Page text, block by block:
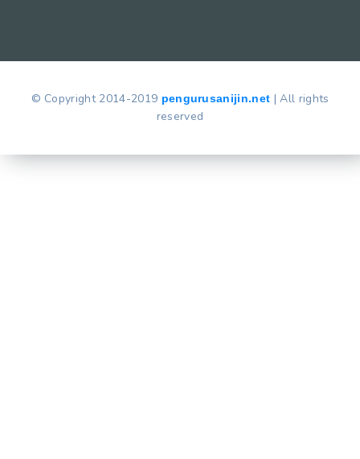
© Copyright 2014-2019 pengurusanijin.net | All rights
reserved